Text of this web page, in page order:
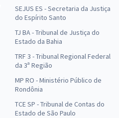
SEJUS ES - Secretaria da Justiça
do Espírito Santo
TJ BA - Tribunal de Justiça do
Estado da Bahia
TRF 3 - Tribunal Regional Federal
da 3ª Região
MP RO - Ministério Público de
Rondônia
TCE SP - Tribunal de Contas do
Estado de São Paulo